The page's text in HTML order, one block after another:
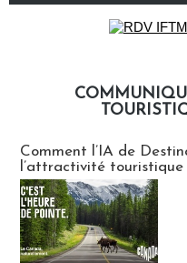
Comment l’IA de
l’attractivité touristique